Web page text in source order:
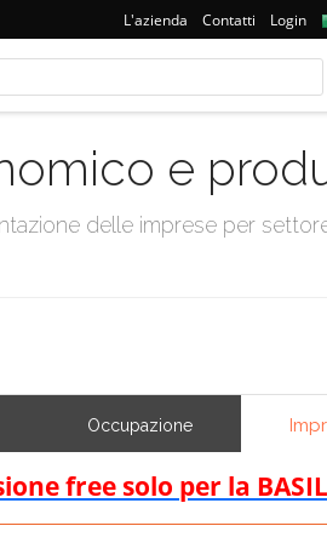
L'azienda Contatti Login
e
delle imprese per
Occupazione
free solo per la